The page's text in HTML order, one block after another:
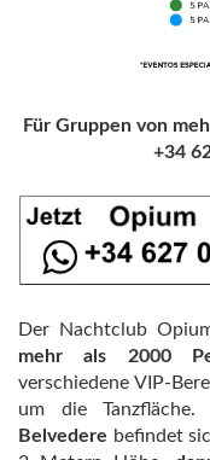
Für Gruppen von
+34
Der Nachtclub
mehr als 2000
verschiedene VIP-
um die Tanzfläche.
Belvedere befindet